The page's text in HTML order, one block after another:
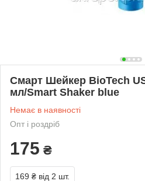
Смарт Шейкер BioTech
мл/Smart Shaker blue
Немає в наявності
Опт і роздріб
175 ₴
169 ₴ від 2 шт.